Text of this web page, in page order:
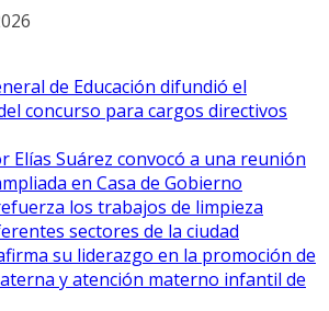
de Educación difundió el
concurso para cargos directivos
Elías Suárez convocó a una reunión
en Casa de Gobierno
los trabajos de limpieza
sectores de la ciudad
su liderazgo en la promoción de
y atención materno infantil de